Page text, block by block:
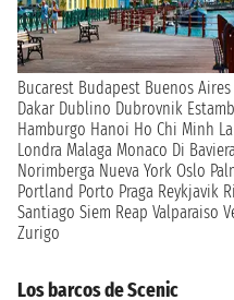
Bucarest Budapest Buenos Aires
Dakar Dublino Dubrovnik
Hamburgo Hanoi Ho Chi Minh
Londra Malaga Monaco Di
Norimberga Nueva York Oslo
Portland Porto Praga Reykjavik
Santiago Siem Reap Valparaiso
Zurigo
Los barcos de Scenic